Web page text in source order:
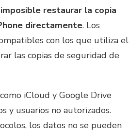
imposible restaurar la copia
directamente. Los
con los que utiliza el
las copias de seguridad de
iCloud y Google Drive
y usuarios no autorizados.
los datos no se pueden